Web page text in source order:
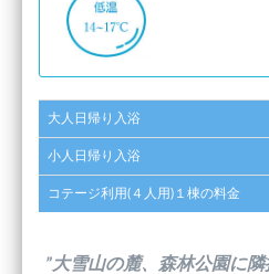
大人日帰り入浴
小人日帰り入浴
コテージ利用(４人用)１棟の料金
”大雪山の麓、森林公園に